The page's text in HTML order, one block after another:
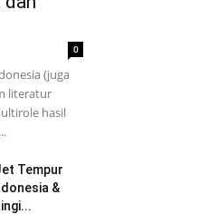
0
(juga
literatur
hasil
Tempur
&